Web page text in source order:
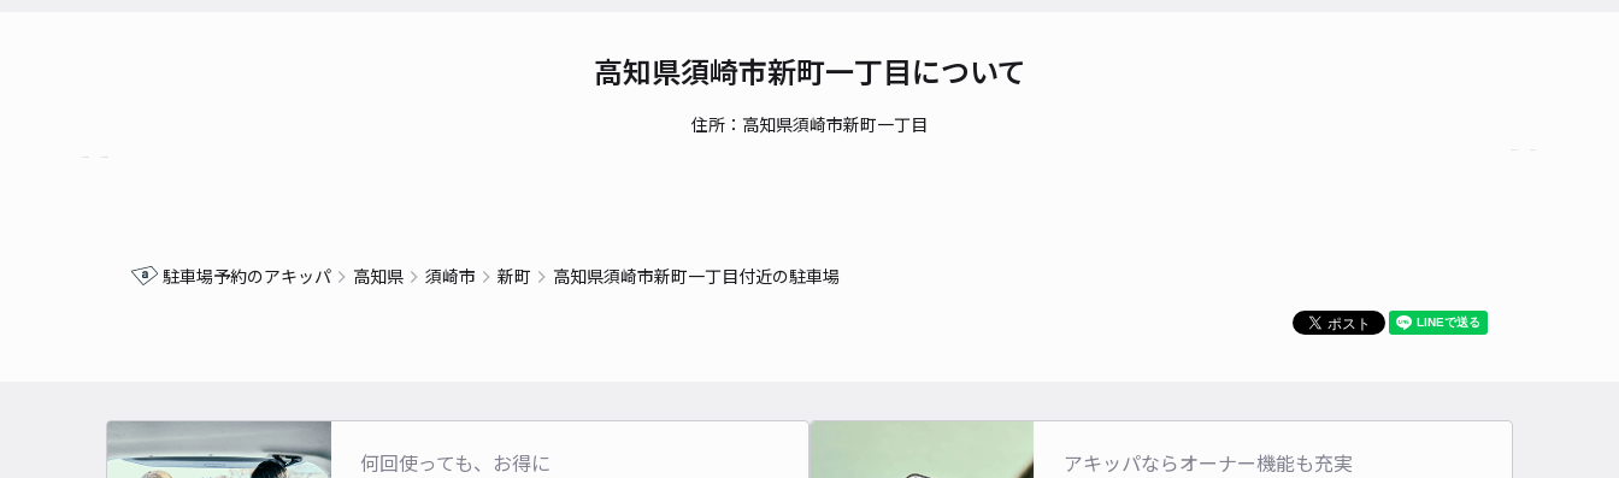
高知県須崎市新町一丁目について
住所：高知県須崎市新町一丁目
駐車場予約のアキッパ 高知県 須崎市 新町 高知県須崎市新町一丁目付近の駐車場
何回使っても、お得に アキッパならオーナー機能も充実